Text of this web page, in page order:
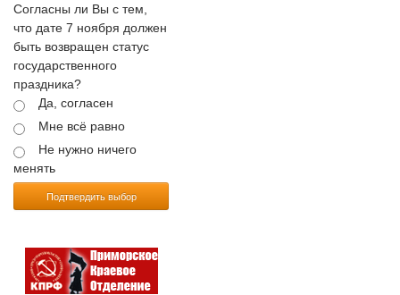
Согласны ли Вы с тем,
что дате 7 ноября должен
быть возвращен статус
государственного
праздника?
Да, согласен
Мне всё равно
Не нужно ничего
менять
Подтвердить выбор